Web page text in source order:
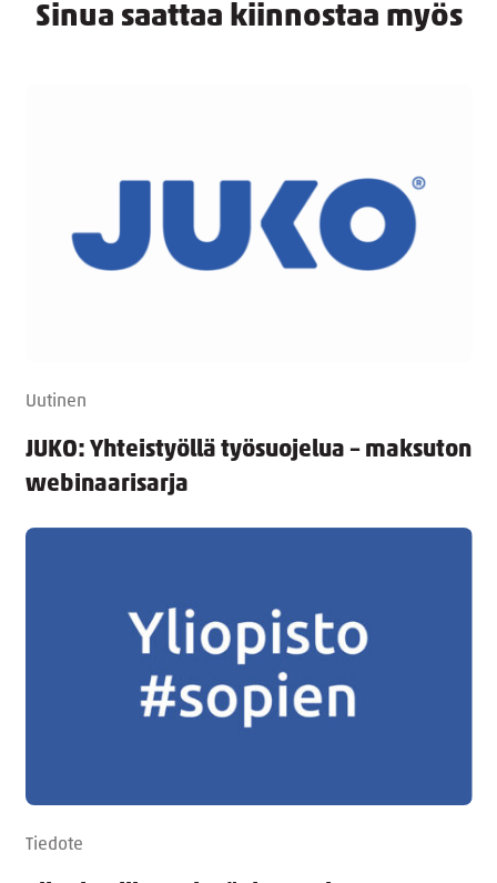
Sinua saattaa kiinnostaa myös
Uutinen
JUKO: Yhteistyöllä työsuojelua – maksuton
webinaarisarja
Tiedote